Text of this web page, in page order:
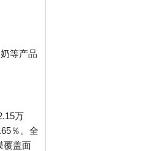
等产品
万
％。全
覆盖面